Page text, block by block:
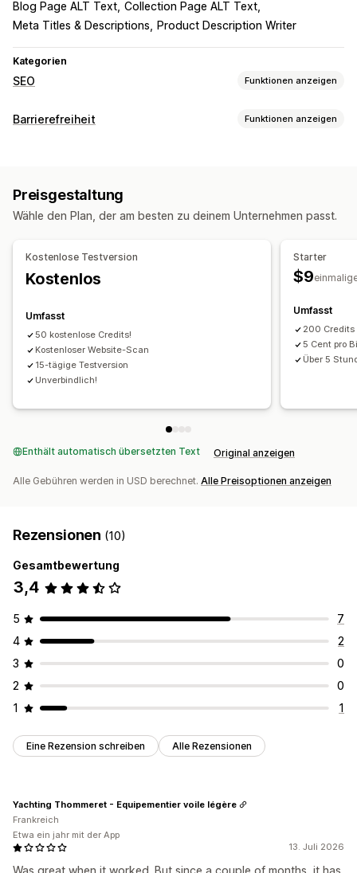
Blog Page ALT Text Collection Page ALT Text
Meta Titles & Descriptions
Product Description Writer
Kategorien
SEO Funktionen anzeigen
SEO-Tools
Leistungsüberwachung
Keyword-Analyse
Analyse der Inhalte Website-Traffic
Barrierefreiheit Funktionen anzeigen
Tools für Zugänglichkeit
Preisgestaltung
Wähle den Plan, der am besten zu deinem Unternehmen passt.
Kostenlose Testversion
Kostenlos
Umfasst
50 kostenlose Credits!
Kostenloser Website-Scan
15-tägige Testversion
Unverbindlich!
Starter
$9
Umfasst
200 Credits
5 Cent pro
Über 5
Enthält automatisch übersetzten Text Original anzeigen
Alle Gebühren werden in USD berechnet. Alle Preisoptionen anzeigen
Rezensionen (10)
Gesamtbewertung
3,4
5
7
4
2
3
0
2
0
1
1
Eine Rezension schreiben Alle Rezensionen
13. Juli 2026
Yachting Thommeret - Equipementier voile légère
Frankreich
Etwa ein jahr mit der App